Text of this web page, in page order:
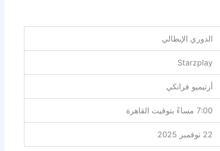
الدوري الإيطالي
Starzplay
أرتيميو فرانكي
7:00 مساءً بتوقيت القاهرة
22 نوفمبر 2025